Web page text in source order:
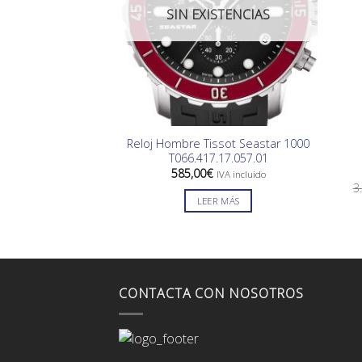
SIN EXISTENCIAS
Reloj Hombre Tissot Seastar 1000
T066.417.17.057.01
585,00€ IVA incluido
LEER MÁS
CONTACTA CON NOSOTROS